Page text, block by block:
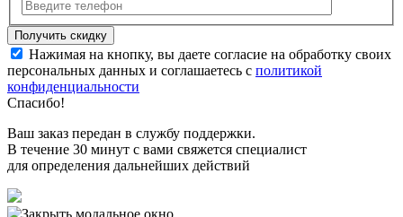
Нажимая на кнопку, вы даете согласие на обработку своих
персональных данных и соглашаетесь с политикой
конфиденциальности
Спасибо!
Ваш заказ передан в службу поддержки.
В течение 30 минут с вами свяжется специалист
для определения дальнейших действий